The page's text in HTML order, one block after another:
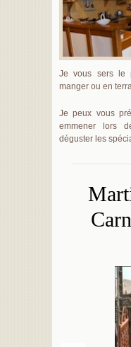
Je vous sers le
manger ou en
Je peux vous
emmener lors
déguster les